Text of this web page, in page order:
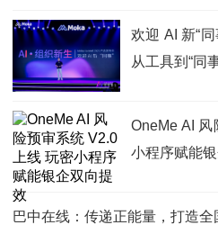
欢迎 AI 新“同
从工具到“同
OneMe AI
小程序赋能
巴中在线：传递正能量，打造